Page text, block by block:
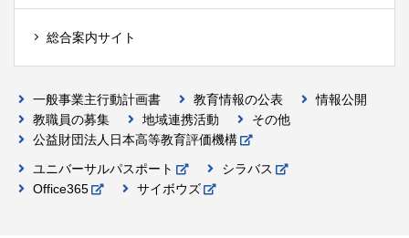
総合案内サイト
一般事業主行動計画書 教育情報の公表
情報公開
教職員の募集
地域連携活動
その他
公益財団法人日本高等教育評価機構
ユニバーサルパスポート
シラバス
Office365
サイボウズ